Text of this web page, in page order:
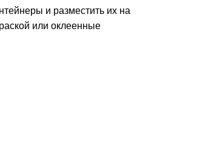
и разместить их на
или оклеенные